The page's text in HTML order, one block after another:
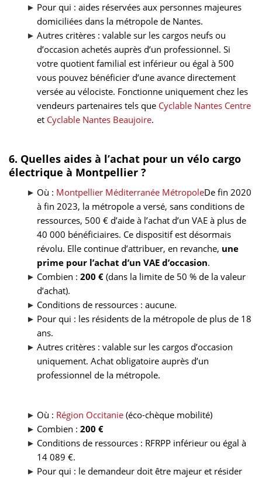
Pour qui : aides réservées aux personnes majeures
domiciliées dans la métropole de Nantes.
Autres critères : valable sur les cargos neufs ou
d’occasion achetés auprès d’un professionnel. Si
votre quotient familial est inférieur ou égal à 500
vous pouvez bénéficier d’une avance directement
versée au vélociste. Fonctionne uniquement chez les
vendeurs partenaires tels que Cyclable Nantes Centre
et Cyclable Nantes Beaujoire.
6. Quelles aides à l’achat pour un vélo cargo
électrique à Montpellier ?
Où : Montpellier Méditerranée MétropoleDe fin 2020
à fin 2023, la métropole a versé, sans conditions de
ressources, 500 € d’aide à l’achat d’un VAE à plus de
40 000 bénéficiaires. Ce dispositif est désormais
révolu. Elle continue d’attribuer, en revanche, une
prime pour l’achat d’un VAE d’occasion.
Combien : 200 € (dans la limite de 50 % de la valeur
d’achat).
Conditions de ressources : aucune.
Pour qui : les résidents de la métropole de plus de 18
ans.
Autres critères : valable sur les cargos d’occasion
uniquement. Achat obligatoire auprès d’un
professionnel de la métropole.
Où : Région Occitanie (éco-chèque mobilité)
Combien : 200 €
Conditions de ressources : RFRPP inférieur ou égal à
14 089 €.
Pour qui : le demandeur doit être majeur et résider